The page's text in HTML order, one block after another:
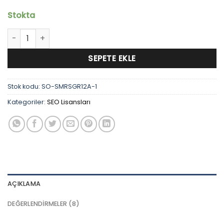
Stokta
Semrush Guru Premium Hesap 12 Ay adet
SEPETE EKLE
Stok kodu: SO-SMRSGR12A-1
Kategoriler: SEO Lisansları
AÇIKLAMA
DEĞERLENDIRMELER (8)